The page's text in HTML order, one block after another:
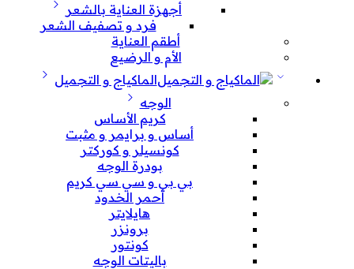
أجهزة العناية بالشعر
فرد و تصفيف الشعر
أطقم العناية
الأم و الرضيع
الماكياج و التجميل
الوجه
كريم الأساس
أساس و برايمر و مثبت
كونسيلر و كوركتر
بودرة الوجه
بي بي و سي سي كريم
أحمر الخدود
هايلايتر
برونزر
كونتور
باليتات الوجه